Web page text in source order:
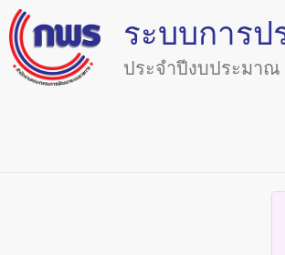
ระบบการป
ประจำปีงบประมาณ